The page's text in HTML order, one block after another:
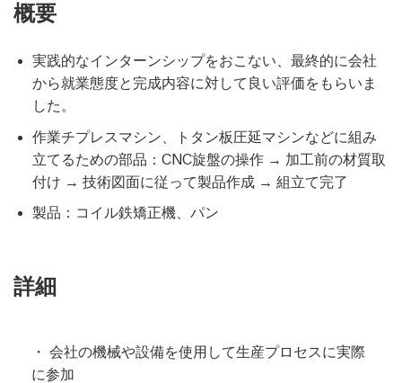
概要
実践的なインターンシップをおこない、最終的に会社
から就業態度と完成内容に対して良い評価をもらいま
した。
作業チプレスマシン、トタン板圧延マシンなどに組み
立てるための部品：CNC旋盤の操作 → 加工前の材質取
付け → 技術図面に従って製品作成 → 組立て完了
製品：コイル鉄矯正機、パン
詳細
・ 会社の機械や設備を使用して生産プロセスに実際
に参加